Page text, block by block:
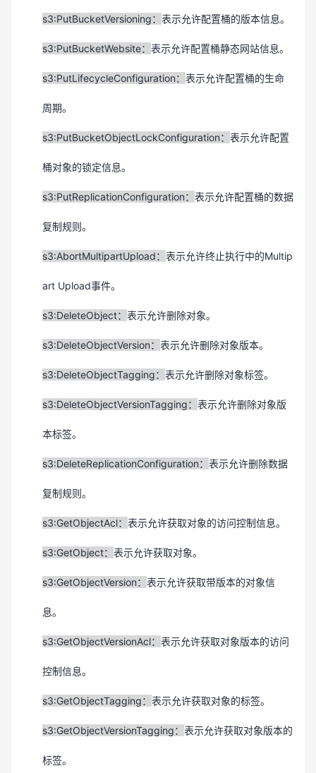
s3:PutBucketVersioning： 表示允许配置桶的版本信息。
s3:PutBucketWebsite： 表示允许配置桶静态网站信息。
s3:PutLifecycleConfiguration： 表示允许配置桶的生命
周期。
s3:PutBucketObjectLockConfiguration： 表示允许配置
桶对象的锁定信息。
s3:PutReplicationConfiguration： 表示允许配置桶的数据
复制规则。
s3:AbortMultipartUpload： 表示允许终止执行中的Multip
art Upload事件。
s3:DeleteObject： 表示允许删除对象。
s3:DeleteObjectVersion： 表示允许删除对象版本。
s3:DeleteObjectTagging： 表示允许删除对象标签。
s3:DeleteObjectVersionTagging： 表示允许删除对象版
本标签。
s3:DeleteReplicationConfiguration： 表示允许删除数据
复制规则。
s3:GetObjectAcl： 表示允许获取对象的访问控制信息。
s3:GetObject： 表示允许获取对象。
s3:GetObjectVersion： 表示允许获取带版本的对象信
息。
s3:GetObjectVersionAcl： 表示允许获取对象版本的访问
控制信息。
s3:GetObjectTagging： 表示允许获取对象的标签。
s3:GetObjectVersionTagging： 表示允许获取对象版本的
标签。